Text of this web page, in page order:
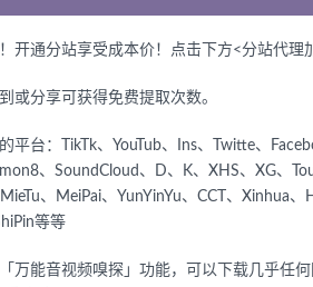
开通分站享受成本价！点击下方<分站代理
或分享可获得免费提取次数。
平台：
TikTk、YouTub、Ins、Twitte、
、SoundCloud、
D、K、XHS、XG、
、MeiPai、YunYinYu、CCT、Xinhua
等等
万能音视频嗅探」功能，可以下载几乎任